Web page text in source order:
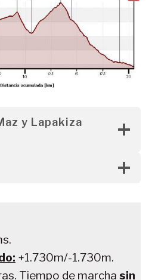
y Lapakiza
+1.730m/-1.730m.
Tiempo de marcha sin